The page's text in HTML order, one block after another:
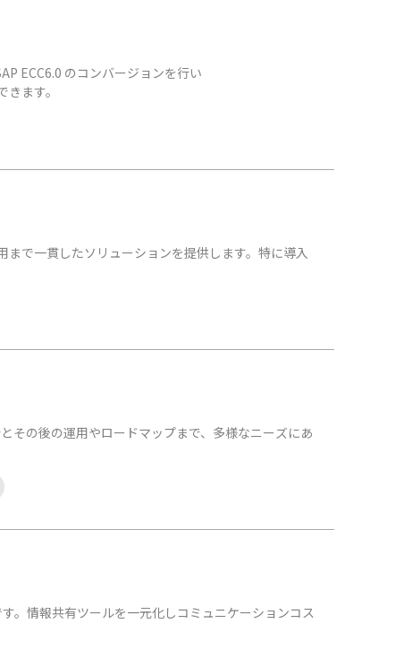
ECC6.0 のコンバージョンを行い
ます。
で一貫したソリューションを提供します。特に導入
その後の運用やロードマップまで、多様なニーズにあ
。情報共有ツールを一元化しコミュニケーションコス